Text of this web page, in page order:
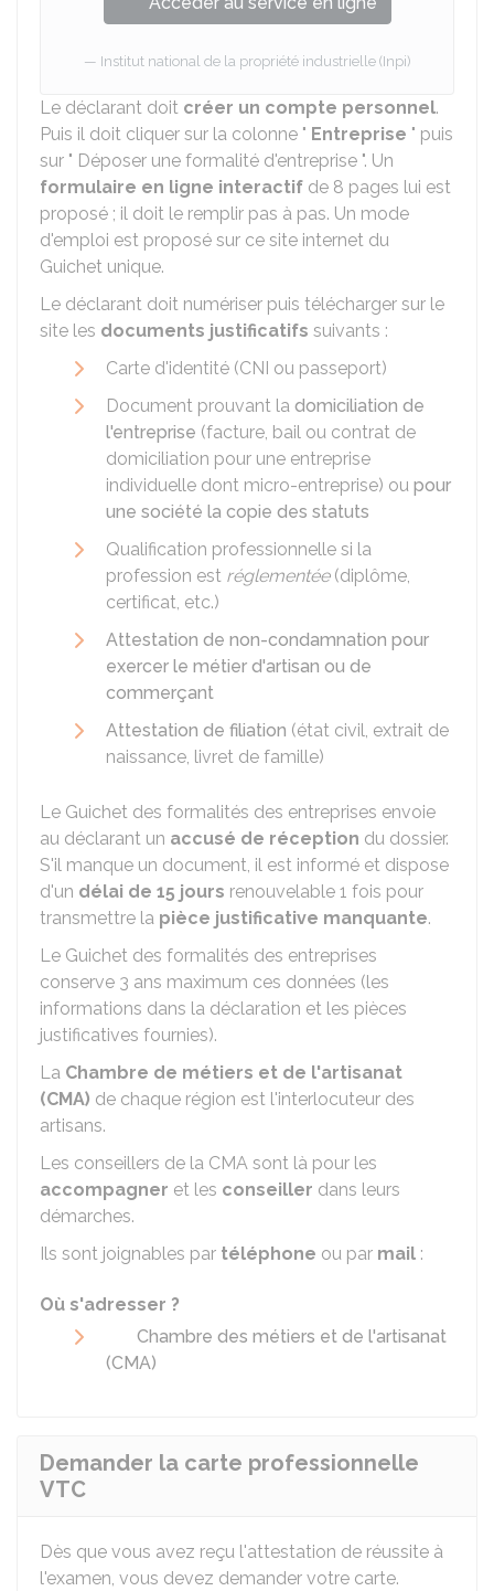
Institut national de la propriété industrielle (Inpi)
Le déclarant doit créer un compte personnel.
Puis il doit cliquer sur la colonne " Entreprise " puis
sur " Déposer une formalité d'entreprise ". Un
formulaire en ligne interactif de 8 pages lui est
proposé ; il doit le remplir pas à pas. Un mode
d'emploi est proposé sur ce site internet du
Guichet unique.
Le déclarant doit numériser puis télécharger sur le
site les documents justificatifs suivants :
Carte d'identité (CNI ou passeport)
Document prouvant la domiciliation de
l'entreprise (facture, bail ou contrat de
domiciliation pour une entreprise
individuelle dont micro-entreprise) ou pour
une société la copie des statuts
Qualification professionnelle si la
profession est réglementée(diplôme,
certificat, etc.)
Attestation de non-condamnation pour
exercer le métier d'artisan ou de
commerçant
Attestation de filiation (état civil, extrait de
naissance, livret de famille)
Le Guichet des formalités des entreprises envoie
au déclarant un accusé de réception du dossier.
S'il manque un document, il est informé et dispose
d'un délai de 15 jours renouvelable 1 fois pour
transmettre la pièce justificative manquante.
Le Guichet des formalités des entreprises
conserve 3 ans maximum ces données (les
informations dans la déclaration et les pièces
justificatives fournies).
La Chambre de métiers et de l'artisanat
(CMA) de chaque région est l'interlocuteur des
artisans.
Les conseillers de la CMA sont là pour les
accompagner et les conseiller dans leurs
démarches.
Ils sont joignables par téléphone ou par mail :
Où s'adresser ?
Chambre des métiers et de l'artisanat
(CMA)
Demander la carte professionnelle
VTC
Dès que vous avez reçu l'attestation de réussite à
l'examen, vous devez demander votre carte.